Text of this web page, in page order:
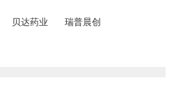
贝达药业
瑞普晨创